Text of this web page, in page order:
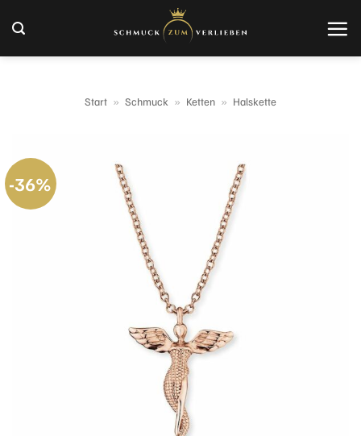
Inhalt
springen
Start » Schmuck » Ketten » Halskette
-36%